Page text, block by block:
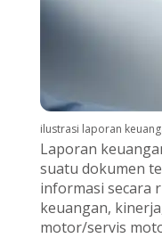
ilustrasi laporan
Laporan
suatu dokumen
informasi secara
keuangan,
motor/servis